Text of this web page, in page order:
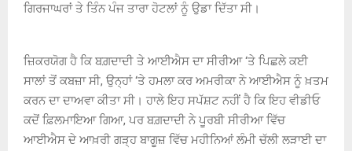
ਗਿਰਜਾਘਰਾਂ ਤੇ ਤਿੰਨ ਪੰਜ ਤਾਰਾ ਹੋਟਲਾਂ ਨੂੰ ਉਡਾ ਦਿੱਤਾ ਸੀ।
ਜ਼ਿਕਰਯੋਗ ਹੈ ਕਿ ਬਗ਼ਦਾਦੀ ਤੇ ਆਈਐਸ ਦਾ ਸੀਰੀਆ ‘ਤੇ ਪਿਛਲੇ ਕਈ
ਸਾਲਾਂ ਤੋਂ ਕਬਜ਼ਾ ਸੀ, ਉਨ੍ਹਾਂ ‘ਤੇ ਹਮਲਾ ਕਰ ਅਮਰੀਕਾ ਨੇ ਆਈਐਸ ਨੂੰ ਖ਼ਤਮ
ਕਰਨ ਦਾ ਦਾਅਵਾ ਕੀਤਾ ਸੀ। ਹਾਲੇ ਇਹ ਸਪੱਸ਼ਟ ਨਹੀਂ ਹੈ ਕਿ ਇਹ ਵੀਡੀਓ
ਕਦੋਂ ਫ਼ਿਲਮਾਇਆ ਗਿਆ, ਪਰ ਬਗ਼ਦਾਦੀ ਨੇ ਪੂਰਬੀ ਸੀਰੀਆ ਵਿੱਚ
ਆਈਐਸ ਦੇ ਆਖ਼ਰੀ ਗੜ੍ਹ ਬਾਗੂਜ਼ ਵਿੱਚ ਮਹੀਨਿਆਂ ਲੰਮੀ ਚੱਲੀ ਲੜਾਈ ਦਾ